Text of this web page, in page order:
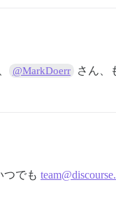
@MarkDoerr さん、
つでも